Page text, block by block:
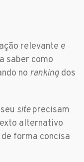
relevante e
saber como
no ranking dos
siteprecisam
alternativo
de forma concisa